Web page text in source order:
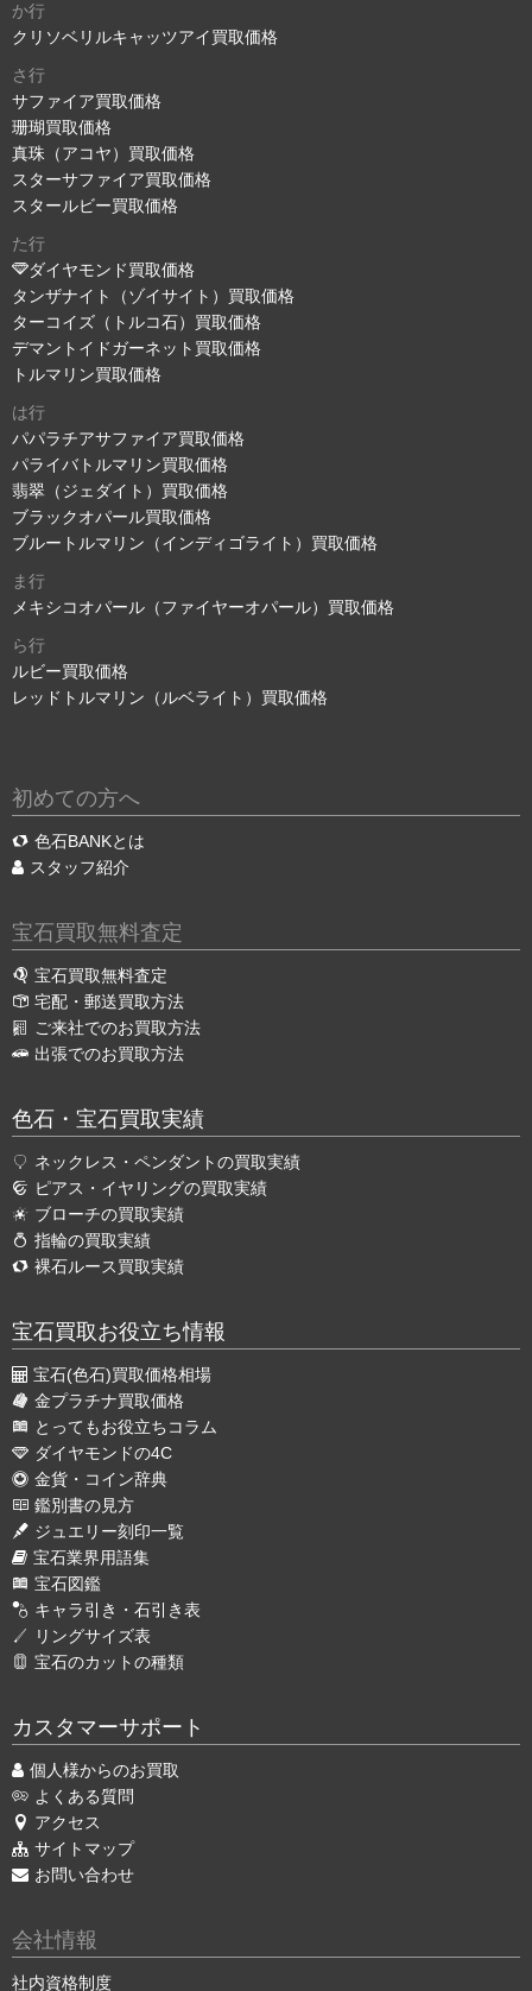
か行
クリソベリルキャッツアイ買取価格
さ行
サファイア買取価格
珊瑚買取価格
真珠（アコヤ）買取価格
スターサファイア買取価格
スタールビー買取価格
た行
ダイヤモンド買取価格
タンザナイト（ゾイサイト）買取価格
ターコイズ（トルコ石）買取価格
デマントイドガーネット買取価格
トルマリン買取価格
は行
パパラチアサファイア買取価格
パライバトルマリン買取価格
翡翠（ジェダイト）買取価格
ブラックオパール買取価格
ブルートルマリン（インディゴライト）買取価格
ま行
メキシコオパール（ファイヤーオパール）買取価格
ら行
ルビー買取価格
レッドトルマリン（ルベライト）買取価格
初めての方へ
色石BANKとは
スタッフ紹介
宝石買取無料査定
宝石買取無料査定
宅配・郵送買取方法
ご来社でのお買取方法
出張でのお買取方法
色石・宝石買取実績
ネックレス・ペンダントの買取実績
ピアス・イヤリングの買取実績
ブローチの買取実績
指輪の買取実績
裸石ルース買取実績
宝石買取お役立ち情報
宝石(色石)買取価格相場
金プラチナ買取価格
とってもお役立ちコラム
ダイヤモンドの4C
金貨・コイン辞典
鑑別書の見方
ジュエリー刻印一覧
宝石業界用語集
宝石図鑑
キャラ引き・石引き表
リングサイズ表
宝石のカットの種類
カスタマーサポート
個人様からのお買取
よくある質問
アクセス
サイトマップ
お問い合わせ
会社情報
社内資格制度